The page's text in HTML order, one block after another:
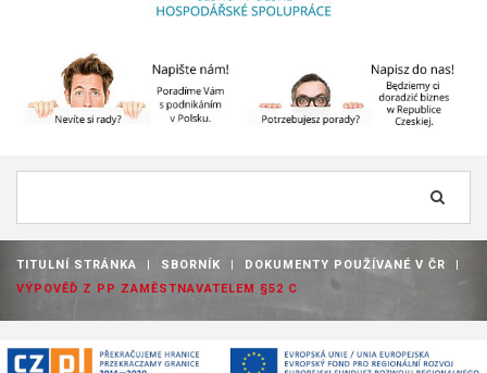
TITULNÍ STRÁNKA | SBORNÍK | DOKUMENTY POUŽÍVANÉ V ČR
|
VÝPOVĚĎ Z PP ZAMĚSTNAVATELEM §52 C